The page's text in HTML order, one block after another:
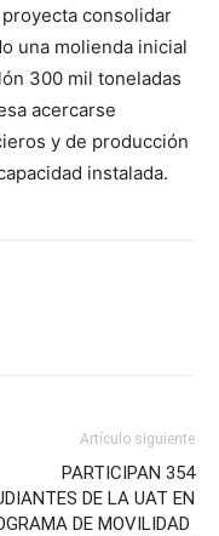
consolidar
una molienda inicial
300 mil toneladas
acercarse
y de producción
instalada.
Artículo siguiente
PARTICIPAN 354
DE LA UAT EN
DE MOVILIDAD